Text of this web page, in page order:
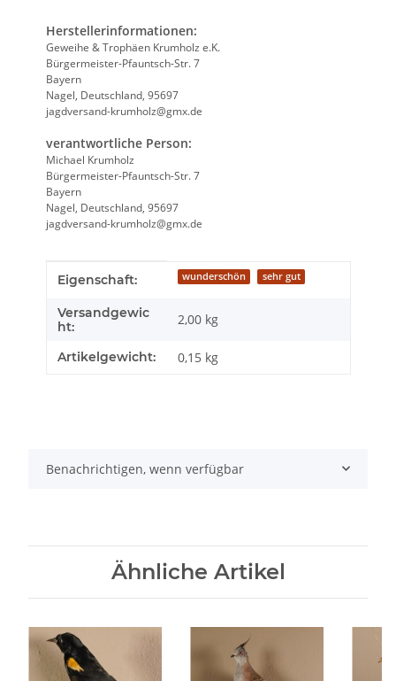
Herstellerinformationen:
Geweihe & Trophäen Krumholz e.K.
Bürgermeister-Pfauntsch-Str. 7
Bayern
Nagel, Deutschland, 95697
jagdversand-krumholz@gmx.de
verantwortliche Person:
Michael Krumholz
Bürgermeister-Pfauntsch-Str. 7
Bayern
Nagel, Deutschland, 95697
jagdversand-krumholz@gmx.de
Produkteigenschaft
Wert
Eigenschaft: wunderschön sehr gut
Versandgewic
ht:
2,00 kg
Artikelgewicht: 0,15 kg
Benachrichtigen, wenn verfügbar
Ähnliche Artikel